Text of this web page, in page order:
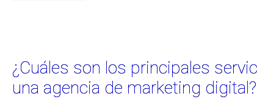
¿Cuáles son los principales
una agencia de marketing digital?